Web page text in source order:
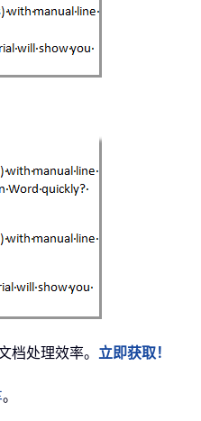
处理效率。 立即获取！
。